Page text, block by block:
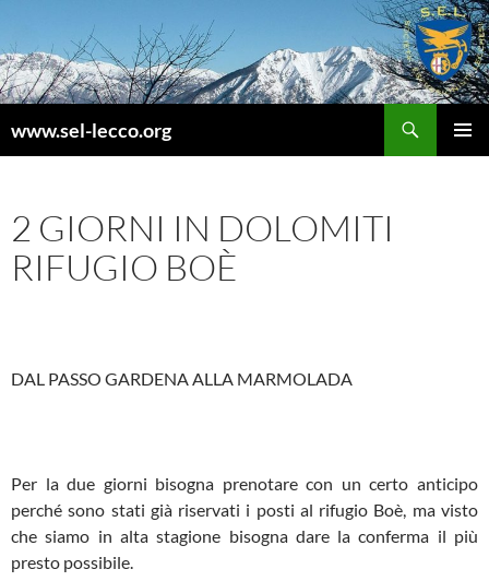
contenuto
www.sel-lecco.org
2 GIORNI IN DOLOMITI
RIFUGIO BOÈ
DAL PASSO GARDENA ALLA MARMOLADA
Per la due giorni bisogna prenotare con un certo anticipo
perché sono stati già riservati i posti al rifugio Boè, ma visto
che siamo in alta stagione bisogna dare la conferma il più
presto possibile.